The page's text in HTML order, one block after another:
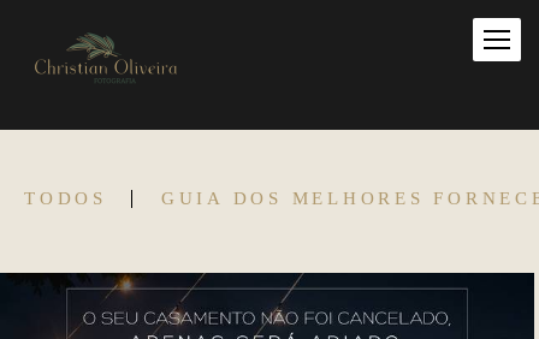
TODOS GUIA DOS MELHORES